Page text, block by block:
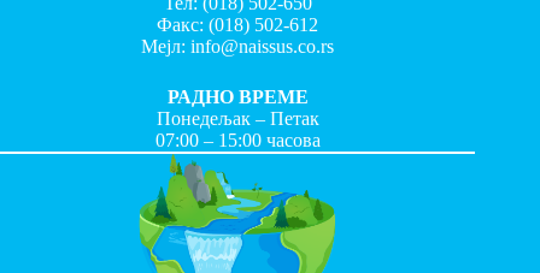
Факс:(018) 502-612
Мејл:info@naissus.co.rs
РАДНО ВРЕМЕ
Понедељак – Петак
07:00 – 15:00 часова